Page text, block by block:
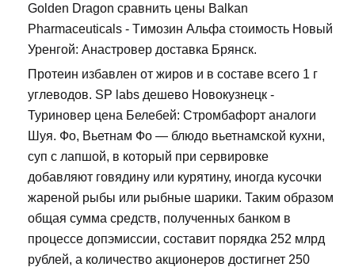
Golden Dragon сравнить цены Balkan
Pharmaceuticals - Tимозин Альфа стоимость Новый
Уренгой: Анастровер доставка Брянск.
Протеин избавлен от жиров и в составе всего 1 г
углеводов. SP labs дешево Новокузнецк -
Туриновер цена Белебей: Стромбафорт аналоги
Шуя. Фо, Вьетнам Фо — блюдо вьетнамской кухни,
суп с лапшой, в который при сервировке
добавляют говядину или курятину, иногда кусочки
жареной рыбы или рыбные шарики. Таким образом
общая сумма средств, полученных банком в
процессе допэмиссии, составит порядка 252 млрд
рублей, а количество акционеров достигнет 250